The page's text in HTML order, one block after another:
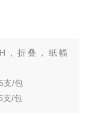
，折叠，纸幅
支/包
支/包